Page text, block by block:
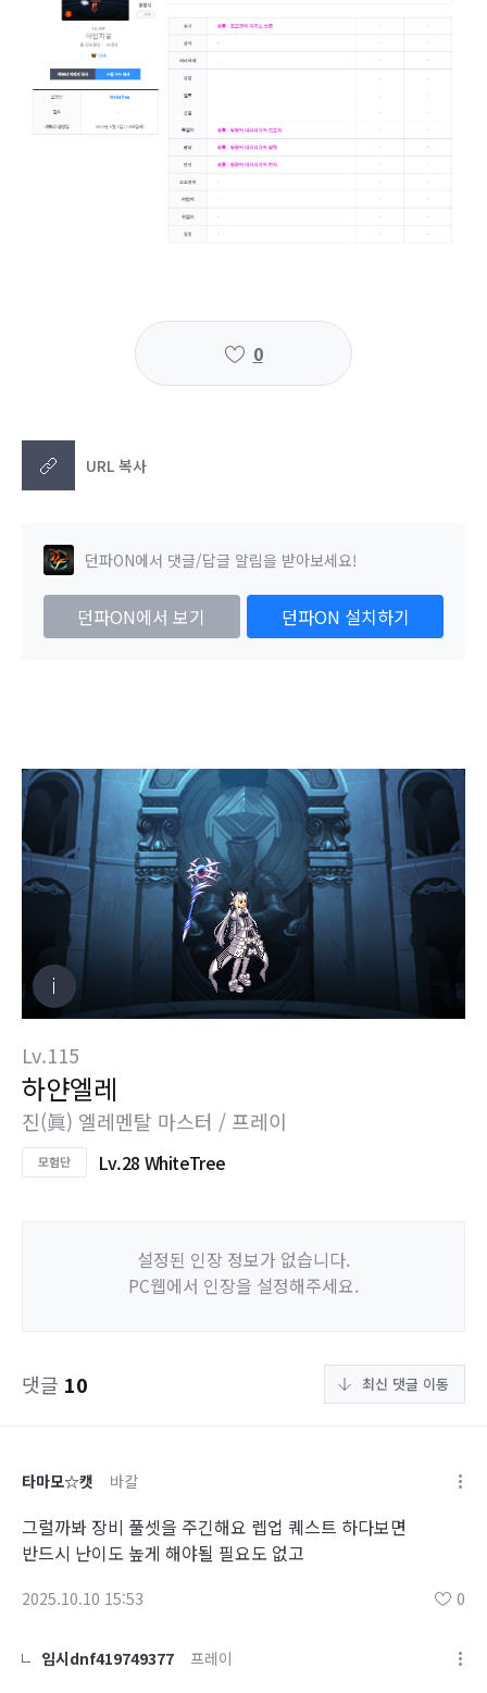
0
URL 복사
던파ON에서 댓글/답글 알림을 받아보세요!
던파ON에서 보기 던파ON 설치하기
Lv.115
하얀엘레
진(眞) 엘레멘탈 마스터 / 프레이
Lv.28 WhiteTree
설정된 인장 정보가 없습니다.
PC웹에서 인장을 설정해주세요.
댓글 10 최신 댓글 이동
타마모☆캣 바칼
그럴까봐 장비 풀셋을 주긴해요 렙업 퀘스트 하다보면
반드시 난이도 높게 해야될 필요도 없고
2025.10.10 15:53 0
임시dnf419749377 프레이